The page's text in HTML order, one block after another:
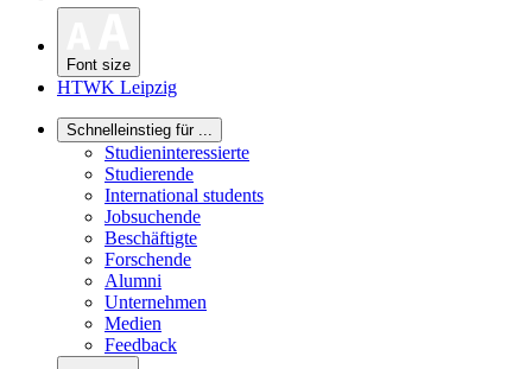
Font size
HTWK Leipzig
Schnelleinstieg für ...
Studieninteressierte
Studierende
International students
Jobsuchende
Beschäftigte
Forschende
Alumni
Unternehmen
Medien
Feedback